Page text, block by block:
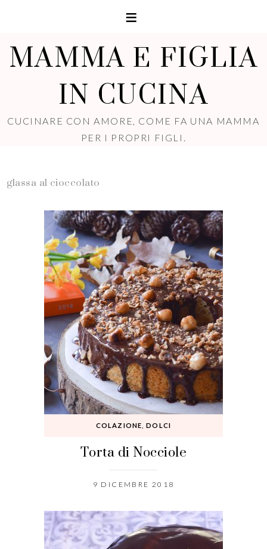
MAMMA E FIGLIA
IN CUCINA
CUCINARE CON AMORE, COME FA UNA MAMMA
PER I PROPRI FIGLI.
glassa al cioccolato
COLAZIONE ,DOLCI
Torta di Nocciole
9 DICEMBRE 2018